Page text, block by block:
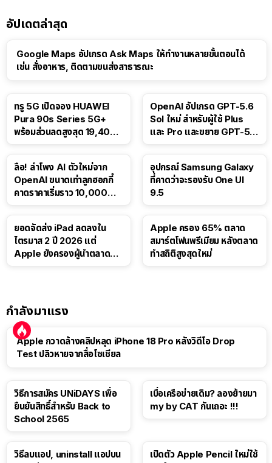
อัปเดตล่าสุด
Google Maps อัปเกรด Ask Maps ให้ทำงานหลายขั้นตอนได้
เช่น สั่งอาหาร, ติดตามขนส่งสาธารณะ
ทรู 5G เปิดจอง HUAWEI
Pura 90s Series 5G+
พร้อมส่วนลดสูงสุด 19,400
OpenAI อัปเกรด GPT-5.6
Sol ใหม่ สำหรับผู้ใช้ Plus
และ Pro และขยาย GPT-5.6
ลือ! ลำโพง AI ตัวใหม่จาก
OpenAI ขนาดเท่าลูกฮอกกี้
คาดราคาเริ่มราว 10,000
อุปกรณ์ Samsung Galaxy
ที่คาดว่าจะรองรับ One UI
9.5
ยอดจัดส่ง iPad ลดลงใน
ไตรมาส 2 ปี 2026 แต่
Apple ยังครองผู้นำตลาด
Apple ครอง 65% ตลาด
สมาร์ตโฟนพรีเมียม หลังตลาด
ทำสถิติสูงสุดใหม่
กำลังมาแรง
Apple กวาดล้างคลิปหลุด iPhone 18 Pro หลังวิดีโอ Drop
Test ปลิวหายจากสื่อโซเชียล
วิธีการสมัคร UNiDAYS เพื่อ
ยืนยันสิทธิ์สำหรับ Back to
School 2565
เบื่อเครือข่ายเดิม? ลองย้ายมา
my by CAT กันเถอะ !!!
วิธีลบแอป, uninstall แอปบน
เปิดตัว Apple Pencil ใหม่ใช้